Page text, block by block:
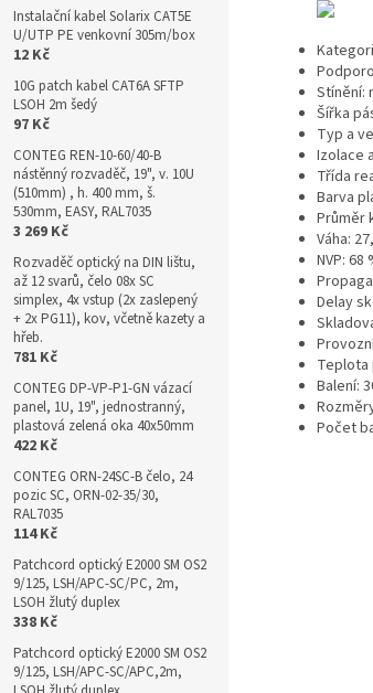
Instalační kabel Solarix CAT5E
U/UTP PE venkovní 305m/box
12 Kč
10G patch kabel CAT6A SFTP
LSOH 2m šedý
97 Kč
CONTEG REN-10-60/40-B
nástěnný rozvaděč, 19", v. 10U
(510mm) , h. 400 mm, š.
530mm, EASY, RAL7035
3 269 Kč
Rozvaděč optický na DIN lištu,
až 12 svarů, čelo 08x SC
simplex, 4x vstup (2x zaslepený
+ 2x PG11), kov, včetně kazety a
hřeb.
781 Kč
CONTEG DP-VP-P1-GN vázací
panel, 1U, 19", jednostranný,
plastová zelená oka 40x50mm
422 Kč
CONTEG ORN-24SC-B čelo, 24
pozic SC, ORN-02-35/30,
RAL7035
114 Kč
Patchcord optický E2000 SM OS2
9/125, LSH/APC-SC/PC, 2m,
LSOH žlutý duplex
338 Kč
Patchcord optický E2000 SM OS2
9/125, LSH/APC-SC/APC,2m,
Stínění:
Šířka
Typ a
Izolace
Třída
Barva
Průměr
Váha:
NVP: 68
Delay
Teplota
Balení:
Počet